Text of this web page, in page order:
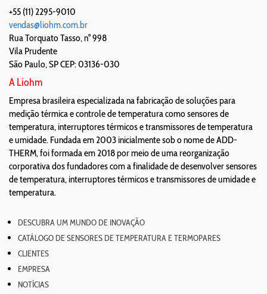
+55 (11) 2295-9010
vendas@liohm.com.br
Rua Torquato Tasso, n° 998
Vila Prudente
São Paulo,SPCEP: 03136-030
A Liohm
Empresa brasileira especializada na fabricação de soluções para
medição térmica e controle de temperatura como sensores de
temperatura, interruptores térmicos e transmissores de temperatura
e umidade. Fundada em 2003 inicialmente sob o nome de ADD-
THERM, foi formada em 2018 por meio de uma reorganização
corporativa dos fundadores com a finalidade de desenvolver sensores
de temperatura, interruptores térmicos e transmissores de umidade e
temperatura.
DESCUBRA UM MUNDO DE INOVAÇÃO
CATÁLOGO DE SENSORES DE TEMPERATURA E TERMOPARES
CLIENTES
EMPRESA
NOTÍCIAS